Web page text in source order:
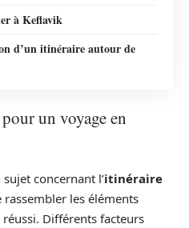
à Keflavik
d’un itinéraire autour de
un voyage en
concernant l’itinéraire
les éléments
Différents facteurs